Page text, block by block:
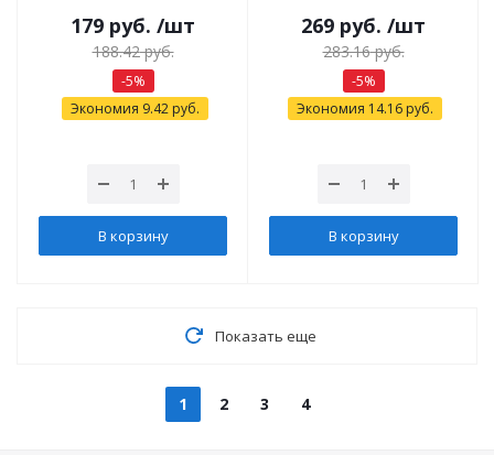
179 руб. /шт
188.42руб.
-5%
Экономия 9.42руб.
В корзину
269 руб. /шт
283.16руб.
-5%
Экономия 14.16 руб.
В корзину
Показать еще
1 2 3 4